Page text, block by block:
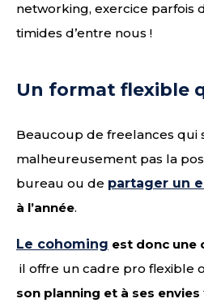
networking, exercice parfois
timides d’entre nous !
Un format flexible
Beaucoup de freelances qui
malheureusement pas la
bureau ou de partager un
à l’année.
Le cohoming est donc une
il offre un cadre pro flexible
son planning et à ses envies